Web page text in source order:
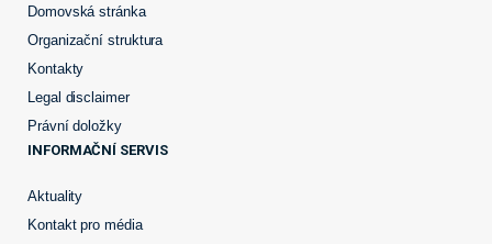
Domovská stránka
Organizační struktura
Kontakty
Legal disclaimer
Právní doložky
INFORMAČNÍ SERVIS
Aktuality
Kontakt pro média